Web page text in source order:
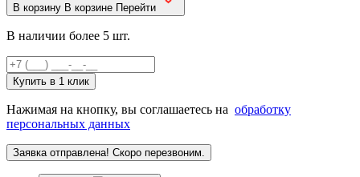
В корзину В корзине Перейти
В наличии более 5 шт.
Купить в 1 клик
Нажимая на кнопку, вы соглашаетесь на обработку
персональных данных
Заявка отправлена! Скоро перезвоним.